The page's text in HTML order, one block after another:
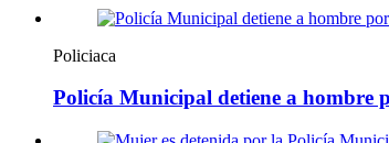
Policiaca
Policía Municipal detiene a hombre